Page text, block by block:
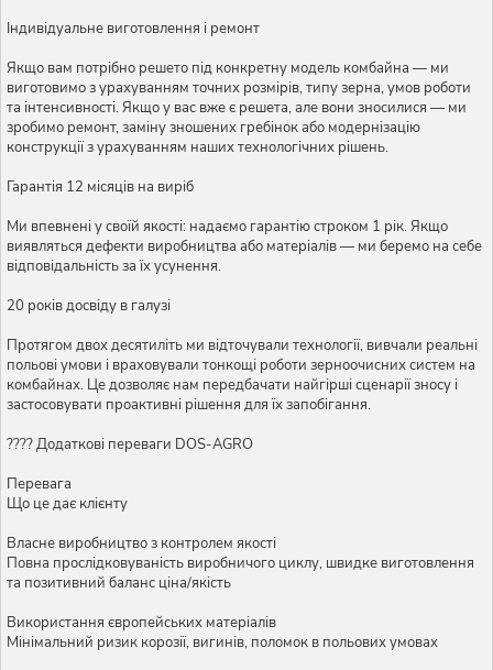
Індивідуальне виготовлення і ремонт
Якщо вам потрібно решето під конкретну модель комбайна — ми
виготовимо з урахуванням точних розмірів, типу зерна, умов роботи
та інтенсивності. Якщо у вас вже є решета, але вони зносилися — ми
зробимо ремонт, заміну зношених гребінок або модернізацію
конструкції з урахуванням наших технологічних рішень.
Гарантія 12 місяців на виріб
Ми впевнені у своїй якості: надаємо гарантію строком 1 рік. Якщо
виявляться дефекти виробництва або матеріалів — ми беремо на себе
відповідальність за їх усунення.
20 років досвіду в галузі
Протягом двох десятиліть ми відточували технології, вивчали реальні
польові умови і враховували тонкощі роботи зерноочисних систем на
комбайнах. Це дозволяє нам передбачати найгірші сценарії зносу і
застосовувати проактивні рішення для їх запобігання.
???? Додаткові переваги DOS-AGRO
Перевага
Що це дає клієнту
Власне виробництво з контролем якості
Повна прослідковуваність виробничого циклу, швидке виготовлення
та позитивний баланс ціна/якість
Використання європейських матеріалів
Мінімальний ризик корозії, вигинів, поломок в польових умовах